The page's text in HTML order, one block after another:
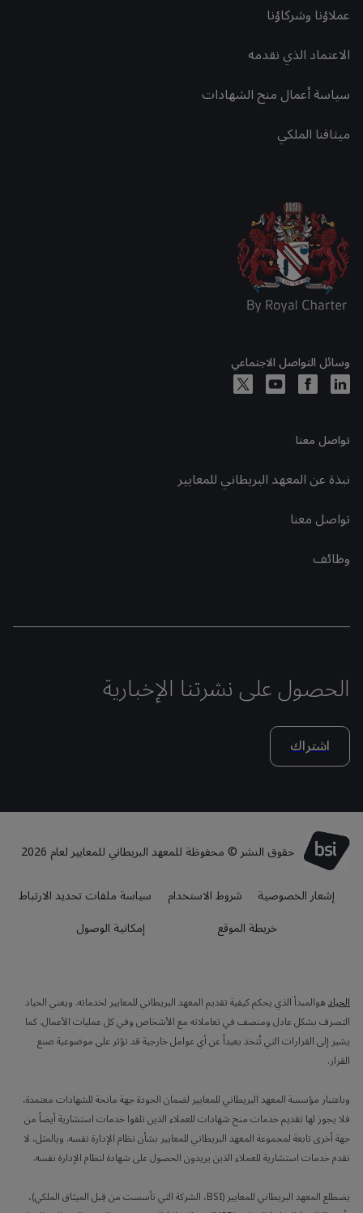
عملاؤنا وشركاؤنا
الاعتماد الذي نقدمه
سياسة أعمال منح الشهادات
ميثاقنا الملكي
وسائل التواصل الاجتماعي
تواصل معنا
نبذة عن المعهد البريطاني للمعايير
تواصل معنا
وظائف
الحصول على نشرتنا الإخبارية
اشتراك
حقوق النشر © محفوظة للمعهد البريطاني للمعايير لعام 2026
إشعار الخصوصية
شروط الاستخدام
سياسة ملفات تحديد الارتباط
خريطة الموقع
إمكانية الوصول
الحيادهوالمبدأ الذي يحكم كيفية تقديم المعهد البريطاني للمعايير لخدماته. ويعني الحياد
التصرف بشكل عادل ومنصف في تعاملاته مع الأشخاص وفي كل عمليات الأعمال. كما
يشير إلى القرارات التي تُتخذ بعيداً عن أي عوامل خارجية قد تؤثر على موضوعية صنع
القرار.
وباعتبار مؤسسة المعهد البريطاني للمعايير لضمان الجودة جهة مانحة للشهادات معتمدة،
فلا يجوز لها تقديم خدمات منح شهادات للعملاء الذين تلقوا خدمات استشارية أيضاً من
جهة أخرى تابعة لمجموعة المعهد البريطاني للمعايير بشأن نظام الإدارة نفسه. وبالمثل، لا
نقدم خدمات استشارية للعملاء الذين يريدون الحصول على شهادة لنظام الإدارة نفسه.
يضطلع المعهد البريطاني للمعايير (BSI، الشركة التي تأسست من قِبل الميثاق الملكي)،